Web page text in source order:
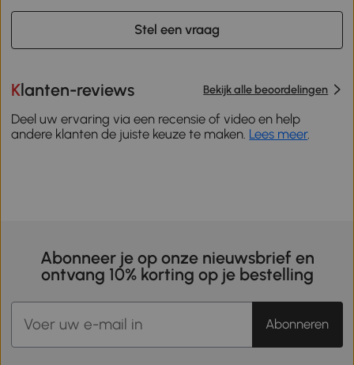
Stel een vraag
Klanten-reviews Bekijk alle beoordelingen
Deel uw ervaring via een recensie of video en help
andere klanten de juiste keuze te maken. Lees meer.
Abonneer je op onze nieuwsbrief en
ontvang 10% korting op je bestelling
Abonneren